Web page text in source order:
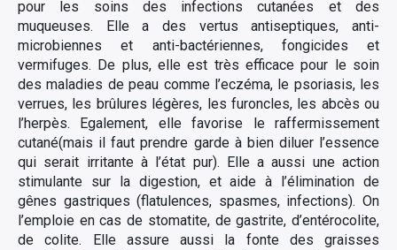
pour les soins des infections cutanées et des
muqueuses. Elle a des vertus antiseptiques, anti-
microbiennes et anti-bactériennes, fongicides et
vermifuges. De plus, elle est très efficace pour le soin
des maladies de peau comme l’eczéma, le psoriasis, les
verrues, les brûlures légères, les furoncles, les abcès ou
l’herpès. Egalement, elle favorise le raffermissement
cutané(mais il faut prendre garde à bien diluer l’essence
qui serait irritante à l’état pur). Elle a aussi une action
stimulante sur la digestion, et aide à l’élimination de
gênes gastriques (flatulences, spasmes, infections). On
l’emploie en cas de stomatite, de gastrite, d’entérocolite,
de colite. Elle assure aussi la fonte des graisses